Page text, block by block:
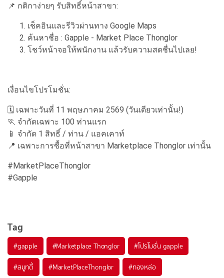
📌 กติกาง่ายๆ รับสิทธิ์หน้าสาขา:
เช็คอินและรีวิวผ่านทาง Google Maps
ค้นหาชื่อ : Gapple - Market Place Thonglor
โชว์หน้าจอให้พนักงาน แล้วรับความสดชื่นไปเลย!
เงื่อนไขโปรโมชั่น:
🗓️ เฉพาะวันที่ 11 พฤษภาคม 2569 (วันเดียวเท่านั้น!)
🏃 จำกัดเฉพาะ 100 ท่านแรก
📱 จำกัด 1 สิทธิ์ / ท่าน / แอคเคาท์
📍 เฉพาะการซื้อที่หน้าสาขา Marketplace Thonglor เท่านั้น
#MarketPlaceThonglor
#Gapple
Tag
#gapple #Marketplace Thonglor #โปรโมชั่น gapple
#สมูทตี้ #MarketPlaceThonglor #ทองหล่อ